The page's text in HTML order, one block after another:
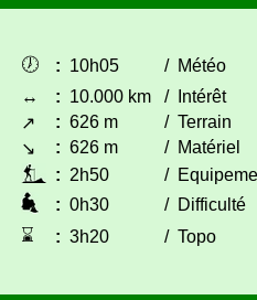
🕖 : 10h05 / Météo
↔ : 10.000 km / Intérêt
↗
: 626 m / Terrain
↘
: 626 m / Matériel
: 2h50 /
: 0h30 / Difficulté
⌛
: 3h20 / Topo